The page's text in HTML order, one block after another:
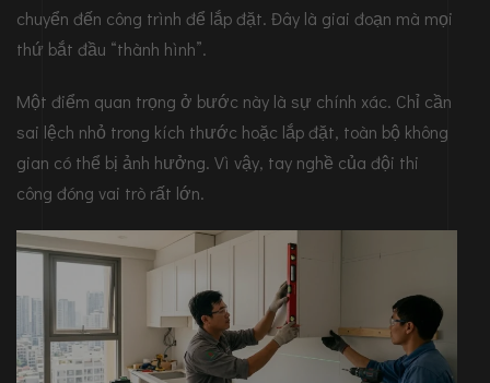
chuyển đến công trình để lắp đặt. Đây là giai đoạn mà mọi
thứ bắt đầu “thành hình”.
Một điểm quan trọng ở bước này là sự chính xác. Chỉ cần
sai lệch nhỏ trong kích thước hoặc lắp đặt, toàn bộ không
gian có thể bị ảnh hưởng. Vì vậy, tay nghề của đội thi
công đóng vai trò rất lớn.